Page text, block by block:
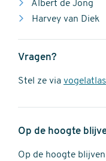
Albert de Jong
Harvey van Diek
Vragen?
Stel ze via
Op de hoogte
Op de hoogte